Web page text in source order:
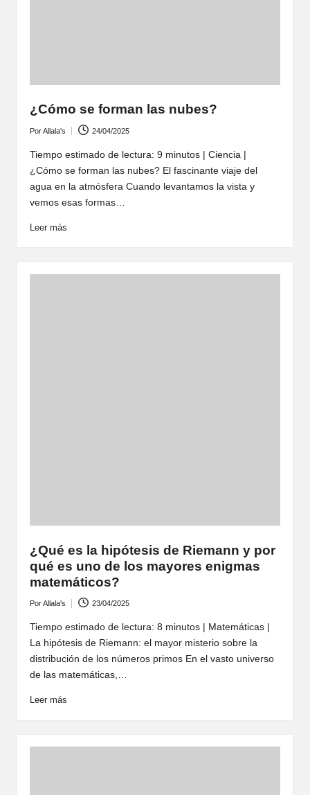
¿Cómo se forman las nubes?
por
PorAllala's 24/04/2025
Tiempo estimado de lectura: 9 minutos | Ciencia |
¿Cómo se forman las nubes? El fascinante viaje del
agua en la atmósfera Cuando levantamos la vista y
vemos esas formas…
Leer más
¿Qué es la hipótesis de Riemann y por
qué es uno de los mayores enigmas
matemáticos?
por
PorAllala's 23/04/2025
Tiempo estimado de lectura: 8 minutos | Matemáticas |
La hipótesis de Riemann: el mayor misterio sobre la
distribución de los números primos En el vasto universo
de las matemáticas,…
Leer más